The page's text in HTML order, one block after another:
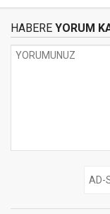
HABERE YORUM